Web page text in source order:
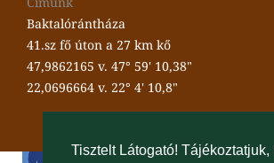
Tisztelt Látogató! Tájékoztatjuk,
Baktalórántháza
41.sz fő úton a 27 km kő
47,9862165 v. 47° 59' 10,38"
22,0696664 v. 22° 4' 10,8"